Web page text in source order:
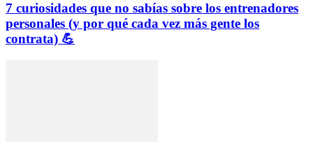
7 curiosidades que no sabías sobre los entrenadores
personales (y por qué cada vez más gente los
contrata) 💪